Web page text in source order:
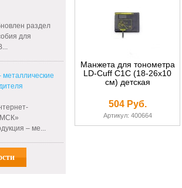
раздел
для
металлические
– ме...
Манжета для тонометра
LD-Cuff C1С (18-26х10
см) детская
504 Руб.
Артикул: 400664